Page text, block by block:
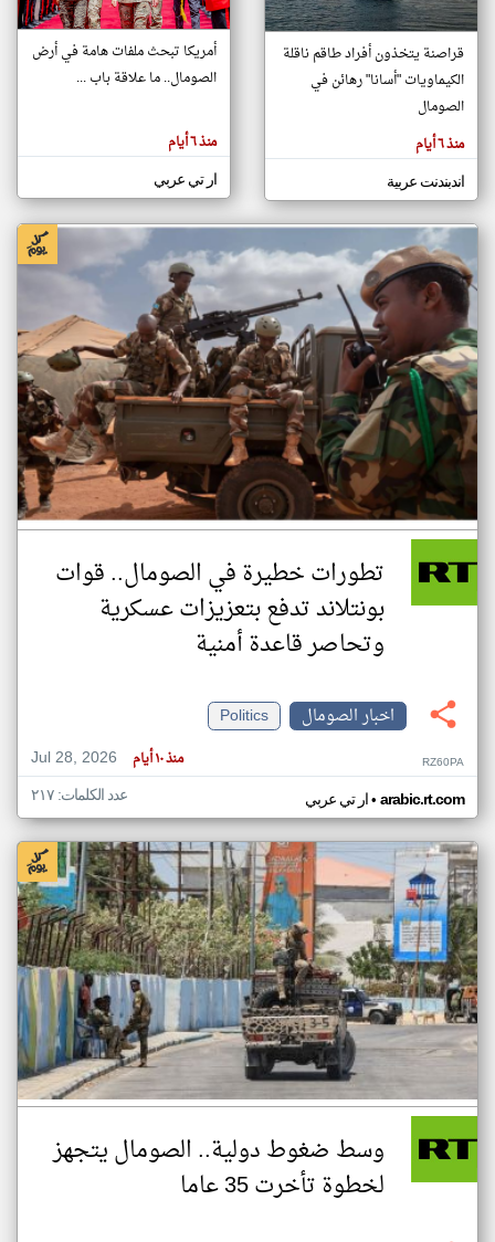
تغيير الدولة
اخبار الصومال على مدار الساعة
أهم اخبار الصومال العاجلة والمباشرة
المقالات
هنا عن
وجهة
كاتبيها.
قراصنة يتخذون أفراد طاقم ناقلة
الكيماويات "أسانا" رهائن في
الصومال
منذ ٦ أيام
اندبندنت عربية
أمريكا تبحث ملفات هامة في أرض
الصومال.. ما علاقة باب ...
منذ ٦ أيام
ار تي عربي
تطورات خطيرة في الصومال.. قوات
بونتلاند تدفع بتعزيزات عسكرية
وتحاصر قاعدة أمنية
اخبار الصومال
Politics
Jul 28, 2026
منذ ١٠ أيام RZ60PA
ار تي عربي• arabic.rt.com عدد الكلمات: ٢١٧
وسط ضغوط دولية.. الصومال يتجهز
لخطوة تأخرت 35 عاما
klyoum.com